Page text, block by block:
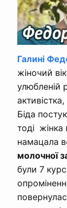
Галині
жіночий
улюбленій
Біда
тоді жінка
намацала
молочної
були 7